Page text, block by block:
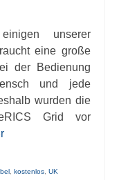
unserer
eine große
der Bedienung
und jede
wurden die
Grid vor
kostenlos UK